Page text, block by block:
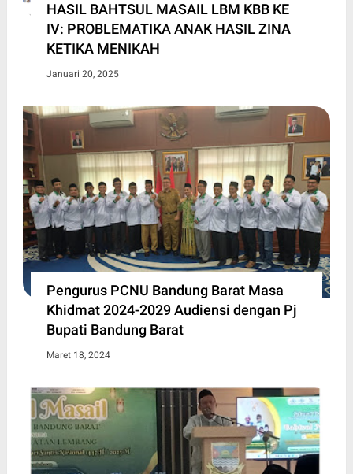
HASIL BAHTSUL MASAIL LBM KBB KE
IV: PROBLEMATIKA ANAK HASIL ZINA
KETIKA MENIKAH
Januari 20, 2025
Pengurus PCNU Bandung Barat Masa
Khidmat 2024-2029 Audiensi dengan Pj
Bupati Bandung Barat
Maret 18, 2024